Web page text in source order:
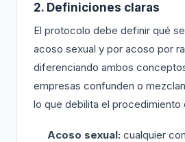
2. Definiciones claras
El protocolo debe definir qué
acoso sexual y por acoso por
diferenciando ambos
empresas confunden o
lo que debilita el procedimiento
Acoso sexual: cualquier